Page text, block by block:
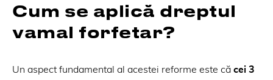
Cum se aplică dreptul
vamal forfetar?
Un aspect fundamental al acestei reforme este că cei 3